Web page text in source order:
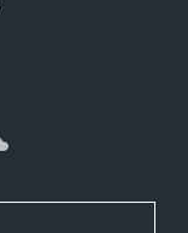
SoundCloud